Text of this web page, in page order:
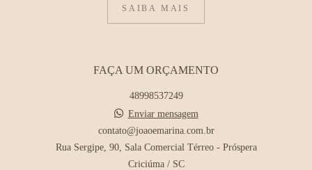
SAIBA MAIS
FAÇA UM ORÇAMENTO
48998537249
Enviar mensagem
contato@joaoemarina.com.br
Rua Sergipe, 90, Sala Comercial Térreo - Próspera
Criciúma / SC